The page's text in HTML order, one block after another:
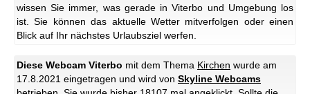
wissen Sie immer, was gerade in Viterbo und Umgebung los
ist. Sie können das aktuelle Wetter mitverfolgen oder einen
Blick auf Ihr nächstes Urlaubsziel werfen.
Diese Webcam Viterbo mit dem Thema Kirchen wurde am
17.8.2021 eingetragen und wird von Skyline Webcams